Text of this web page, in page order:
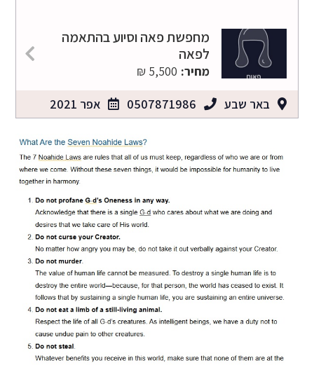
מחפשת פאה וסיוע בהתאמה
לפאה
מחיר: 5,500 ₪
באר שבע 0507871986 אפר 2021